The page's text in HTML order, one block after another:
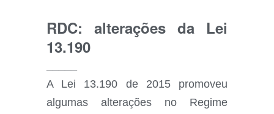
RDC: alterações da Lei
13.190
A Lei 13.190 de 2015 promoveu
algumas alterações no Regime